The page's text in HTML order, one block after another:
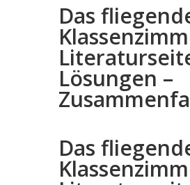
Das
Lösungen –
Das